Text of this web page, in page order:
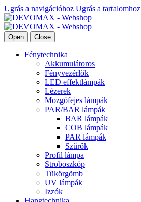
Ugrás a navigációhoz Ugrás a tartalomhoz
Open Close
Fénytechnika
Akkumulátoros
Fényvezérlők
LED effektlámpák
Lézerek
Mozgófejes lámpák
PAR/BAR lámpák
BAR lámpák
COB lámpák
PAR lámpák
Szűrők
Profil lámpa
Stroboszkóp
Tükörgömb
UV lámpák
Izzók